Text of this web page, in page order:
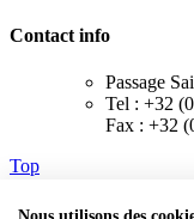
Contact info
Passage
Tel : +32
Fax : +32
Top
Nous utilisons des